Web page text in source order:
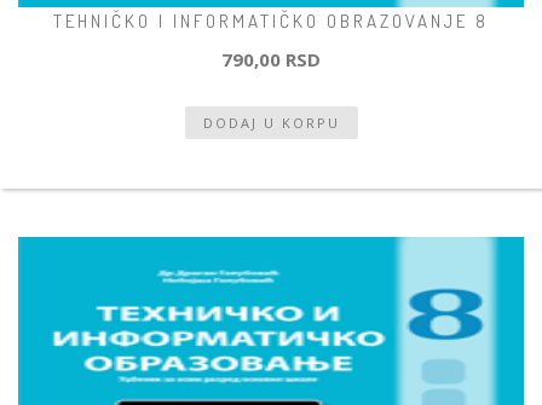
TEHNIČKO I INFORMATIČKO OBRAZOVANJE 8
790,00 RSD